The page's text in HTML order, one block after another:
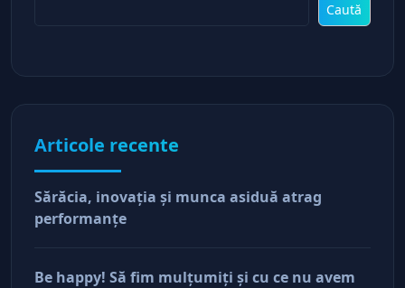
Caută
Articole recente
Sărăcia, inovaţia şi munca asiduă atrag
performanţe
Be happy! Să fim mulţumiţi şi cu ce nu avem